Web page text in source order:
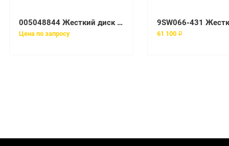
005048844 Жесткий диск EMC 146GB 15K 3.5'' Fibre Channel
Цена по запросу 61 100 ₽